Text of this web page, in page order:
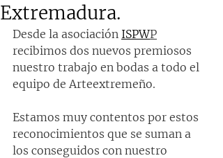
Extremadura.
Desde la asociación ISPWP
recibimos dos nuevos premiosos
nuestro trabajo en bodas a todo el
equipo de Arteextremeño.
Estamos muy contentos por estos
reconocimientos que se suman a
los conseguidos con nuestro